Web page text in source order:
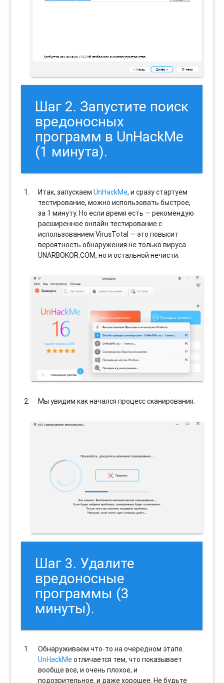
Шаг 2. Запустите поиск
вредоносных
программ в UnHackMe
(1 минута).
Итак, запускаемUnHackMe, и сразу стартуем
тестирование, можно использовать быстрое,
за 1 минуту. Но если время есть — рекомендую
расширенное онлайн тестирование с
использованием VirusTotal — это повысит
вероятность обнаружения не только вируса
UNARBOKOR.COM, но и остальной нечисти.
Мы увидим как начался процесс сканирования.
Шаг 3. Удалите
вредоносные
программы (3
минуты).
Обнаруживаем что-то на очередном этапе.
UnHackMeотличается тем, что показывает
вообще все, и очень плохое, и
подозрительное, и даже хорошее. Не будьте